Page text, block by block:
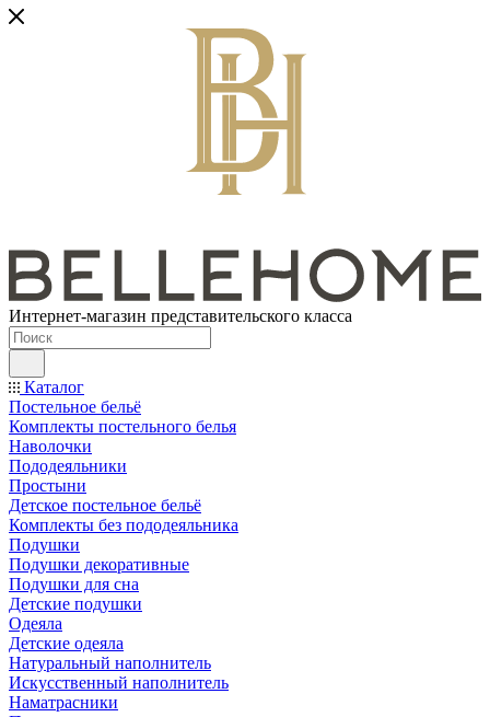
Интернет-магазин представительского класса
Каталог
Постельное бельё
Комплекты постельного белья
Наволочки
Пододеяльники
Простыни
Детское постельное бельё
Комплекты без пододеяльника
Подушки
Подушки декоративные
Подушки для сна
Детские подушки
Одеяла
Детские одеяла
Натуральный наполнитель
Искуcственный наполнитель
Наматрасники